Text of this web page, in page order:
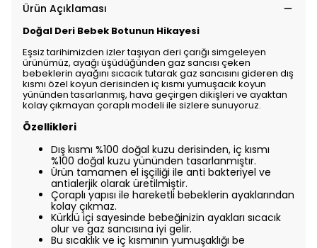
Ürün Açıklaması
Doğal Deri Bebek Botunun Hikayesi
Eşsiz tarihimizden izler taşıyan deri çarığı simgeleyen
ürünümüz, ayağı üşüdüğünden gaz sancısı çeken
bebeklerin ayağını sıcacık tutarak gaz sancısını gideren dış
kısmı özel koyun derisinden iç kısmı yumuşacık koyun
yününden tasarlanmış, hava geçirgen dikişleri ve ayaktan
kolay çıkmayan çoraplı modeli ile sizlere sunuyoruz.
Özellikleri
Dış kısmı %100 doğal kuzu derisinden, iç kısmı
%100 doğal kuzu yününden tasarlanmıştır.
Ürün tamamen el işçiliği ile anti bakteriyel ve
antialerjik olarak üretilmiştir.
Çoraplı yapısı ile hareketli bebeklerin ayaklarından
kolay çıkmaz.
Kürklü içi sayesinde bebeğinizin ayakları sıcacık
olur ve gaz sancısına iyi gelir.
Bu sıcaklık ve iç kısmının yumuşaklığı be